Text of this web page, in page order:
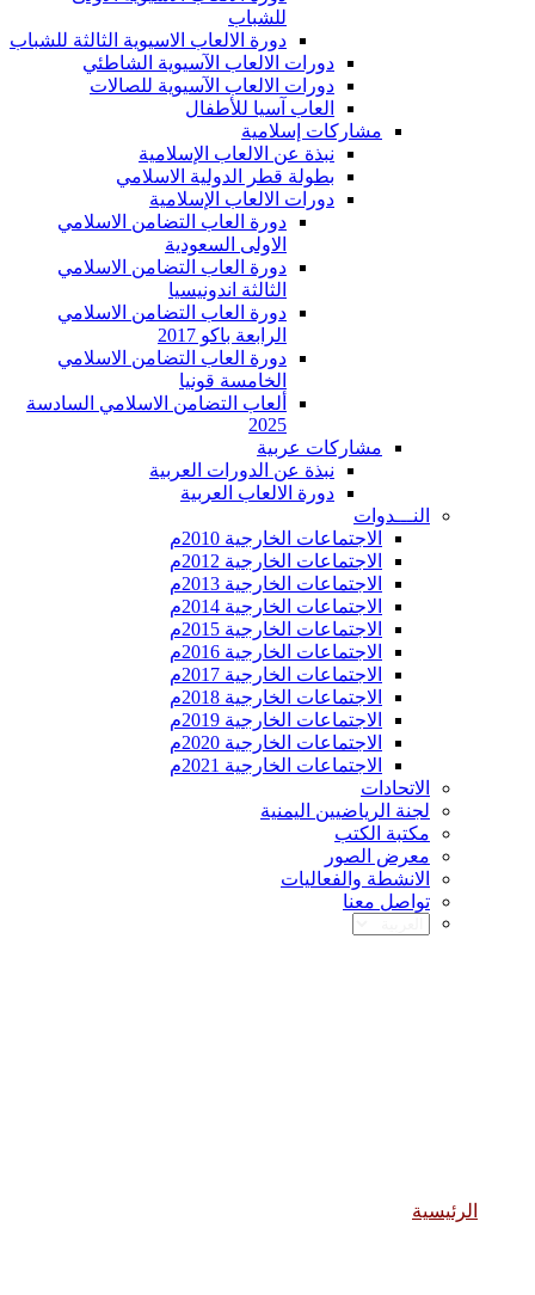
للشباب
دورة الالعاب الاسيوية الثالثة للشباب
دورات الالعاب الآسيوية الشاطئي
دورات الالعاب الآسيوية للصالات
العاب آسيا للأطفال
مشاركات إسلامية
نبذة عن الالعاب الإسلامية
بطولة قطر الدولية الاسلامي
دورات الالعاب الإسلامية
دورة العاب التضامن الاسلامي
الاولى السعودية
دورة العاب التضامن الاسلامي
الثالثة اندونيسيا
دورة العاب التضامن الاسلامي
الرابعة باكو 2017
دورة العاب التضامن الاسلامي
الخامسة قونيا
ألعاب التضامن الاسلامي السادسة
2025
مشاركات عربية
نبذة عن الدورات العربية
دورة الالعاب العربية
النـــدوات
الاجتماعات الخارجية 2010م
الاجتماعات الخارجية 2012م
الاجتماعات الخارجية 2013م
الاجتماعات الخارجية 2014م
الاجتماعات الخارجية 2015م
الاجتماعات الخارجية 2016م
الاجتماعات الخارجية 2017م
الاجتماعات الخارجية 2018م
الاجتماعات الخارجية 2019م
الاجتماعات الخارجية 2020م
الاجتماعات الخارجية 2021م
الاتحادات
لجنة الرياضيين اليمنية
مكتبة الكتب
معرض الصور
الانشطة والفعاليات
تواصل معنا
الرئيسية